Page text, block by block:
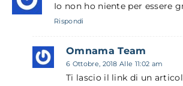
Io non ho niente per essere
Rispondi
Omnama Team
6 Ottobre, 2018 Alle 11:02 am
Ti lascio il link di un